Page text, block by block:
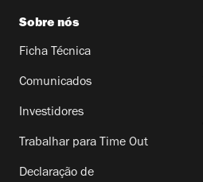
Sobre nós
Ficha Técnica
Comunicados
Investidores
Trabalhar para Time Out
Declaração de